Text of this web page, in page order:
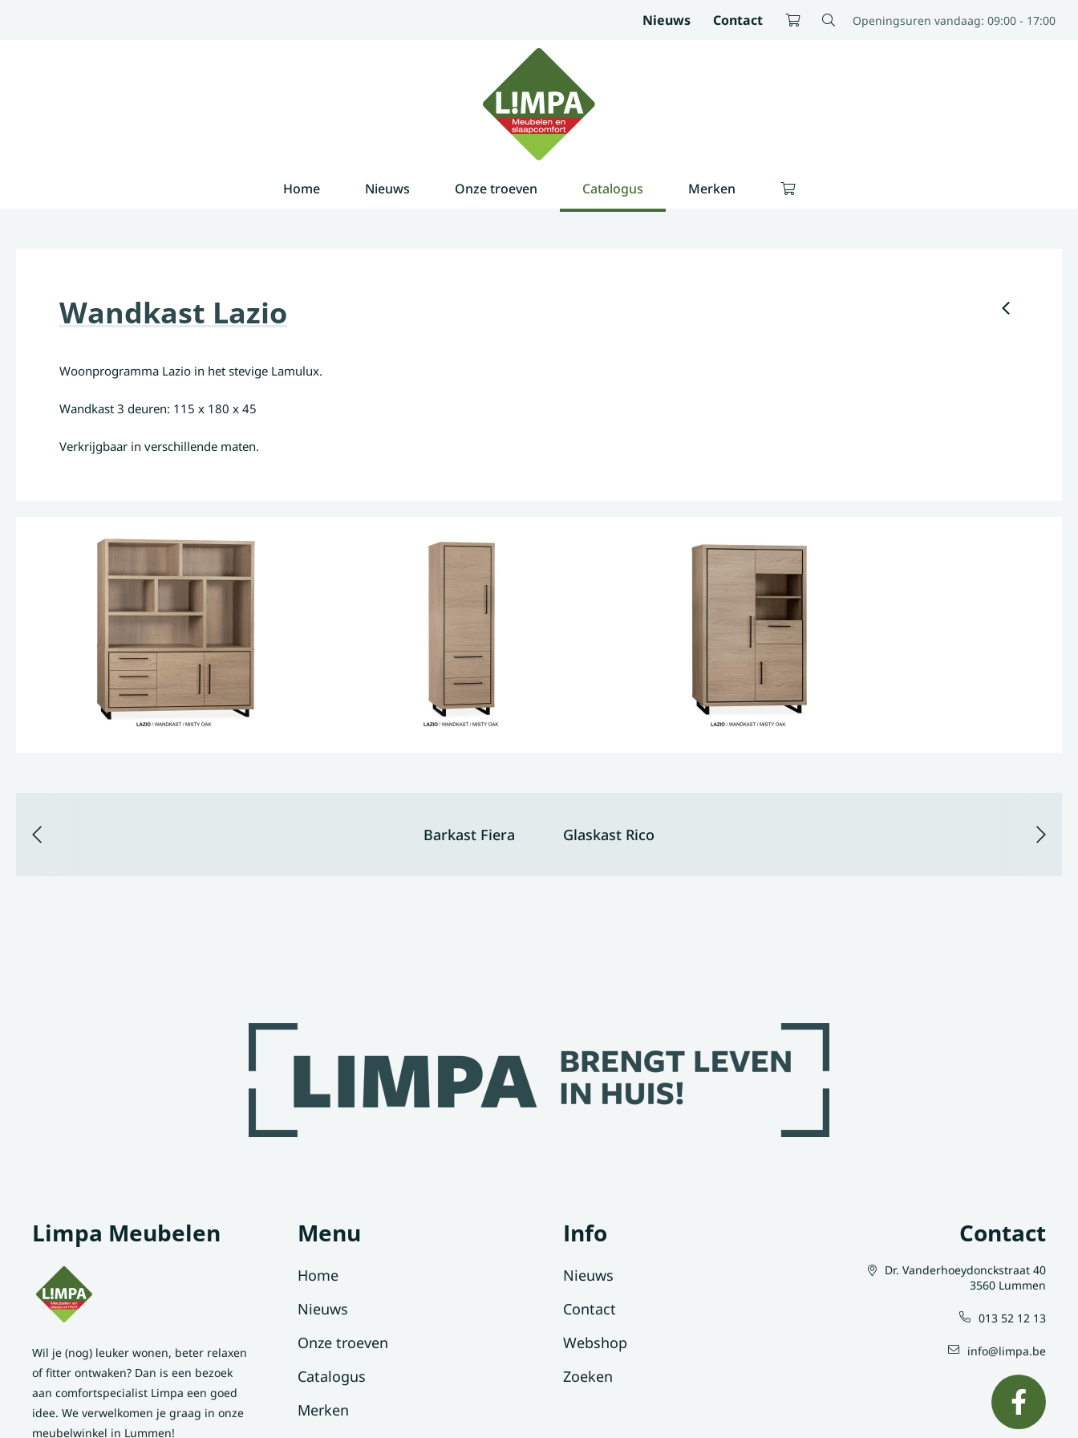
Nieuws Contact Openingsuren vandaag: 09:00 - 17:00
Home Nieuws Onze troeven Catalogus Merken
Wandkast Lazio
Woonprogramma Lazio in het stevige Lamulux.
Wandkast 3 deuren: 115 x 180 x 45
Verkrijgbaar in verschillende maten.
Barkast Fiera Glaskast Rico
Limpa Meubelen
Wil je (nog) leuker wonen, beter relaxen
of fitter ontwaken? Dan is een bezoek
aan comfortspecialist Limpa een goed
idee. We verwelkomen je graag in onze
meubelwinkel in Lummen!
Menu
Home
Nieuws
Onze troeven
Catalogus
Merken
Info
Nieuws
Contact
Webshop
Zoeken
Contact
Dr. Vanderhoeydonckstraat 40
3560 Lummen
013 52 12 13
info@limpa.be